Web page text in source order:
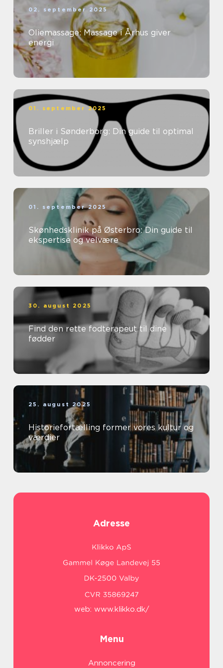
02. september 2025
Oliemassage: Massage i Århus giver
energi
01. september 2025
Briller i Sønderborg: Din guide til optimal
synshjælp
01. september 2025
Skønhedsklinik på Østerbro: Din guide til
ekspertise og velvære
30. august 2025
Find den rette fodterapeut til dine
fødder
25. august 2025
Historiefortælling former vores kultur og
værdier
Adresse
web: www.klikko.dk/
Menu
Annoncering